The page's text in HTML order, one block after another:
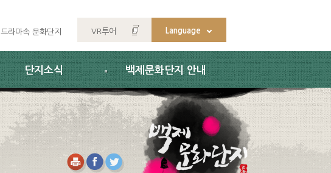
드라마속 문화단지 VR투어 Language
단지소식 백제문화단지 안내